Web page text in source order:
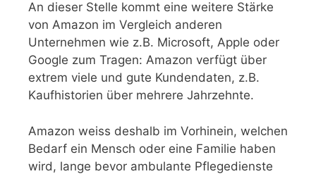
An dieser Stelle kommt eine weitere Stärke
von Amazon im Vergleich anderen
Unternehmen wie z.B. Microsoft, Apple oder
Google zum Tragen: Amazon verfügt über
extrem viele und gute Kundendaten, z.B.
Kaufhistorien über mehrere Jahrzehnte.
Amazon weiss deshalb im Vorhinein, welchen
Bedarf ein Mensch oder eine Familie haben
wird, lange bevor ambulante Pflegedienste